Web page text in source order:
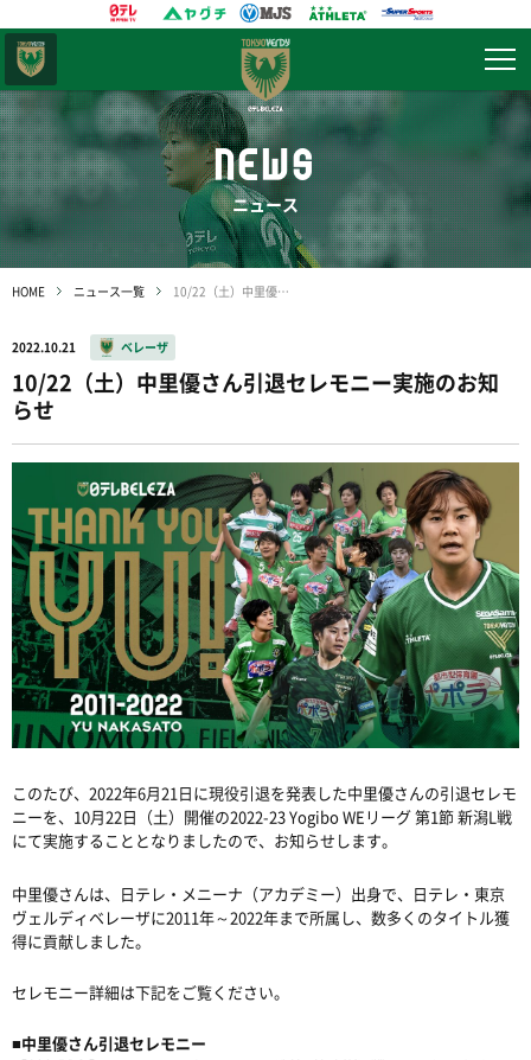
NEWS
ニュース
HOME ニュース一覧 10/22（土）中里優さん引退セレモニー実施のお知らせ
2022.10.21 ベレーザ
10/22（土）中里優さん引退セレモニー実施のお知
らせ
このたび、2022年6月21日に現役引退を発表した中里優さんの引退セレモ
ニーを、10月22日（土）開催の2022-23 Yogibo WEリーグ 第1節 新潟L戦
にて実施することとなりましたので、お知らせします。
中里優さんは、日テレ・メニーナ（アカデミー）出身で、日テレ・東京
ヴェルディベレーザに2011年～2022年まで所属し、数多くのタイトル獲
得に貢献しました。
セレモニー詳細は下記をご覧ください。
■中里優さん引退セレモニー